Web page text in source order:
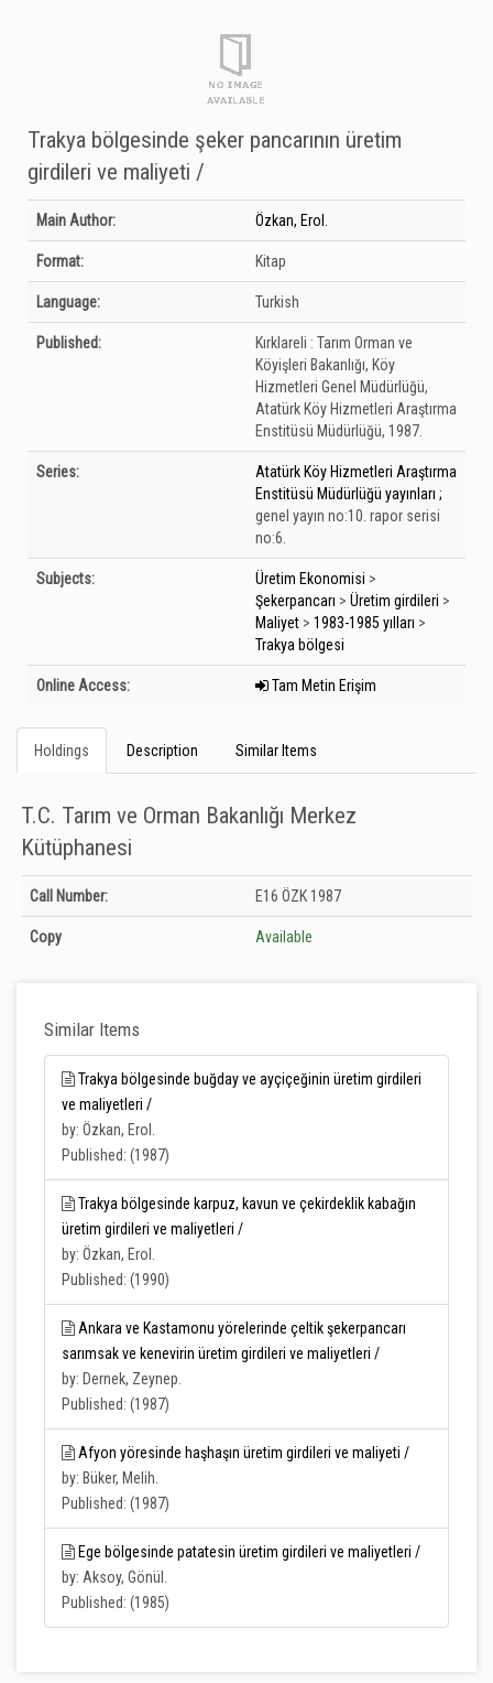
Trakya bölgesinde şeker pancarının üretim
girdileri ve maliyeti /
Bibliographic Details
Main Author: Özkan, Erol.
Format: Kitap
Language: Turkish
Published: Kırklareli : Tarım Orman ve
Köyişleri Bakanlığı, Köy
Hizmetleri Genel Müdürlüğü,
Atatürk Köy Hizmetleri Araştırma
Enstitüsü Müdürlüğü, 1987.
Series:
Atatürk Köy Hizmetleri Araştırma
Enstitüsü Müdürlüğü yayınları ;
genel yayın no:10. rapor serisi
no:6.
Subjects: Üretim Ekonomisi >
Şekerpancarı > Üretim girdileri >
Maliyet > 1983-1985 yılları >
Trakya bölgesi
Online Access: Tam Metin Erişim
Holdings Description Similar Items
T.C. Tarım ve Orman Bakanlığı Merkez
Kütüphanesi
Holdings details from T.C. Tarım ve Orman Bakanlığı Merkez Kütüphanesi:
Unknown
Call Number: E16 ÖZK 1987
Copy Available
Similar Items
Trakya bölgesinde buğday ve ayçiçeğinin üretim girdileri
ve maliyetleri /
by: Özkan, Erol.
Published: (1987)
Trakya bölgesinde karpuz, kavun ve çekirdeklik kabağın
üretim girdileri ve maliyetleri /
by: Özkan, Erol.
Published: (1990)
Ankara ve Kastamonu yörelerinde çeltik şekerpancarı
sarımsak ve kenevirin üretim girdileri ve maliyetleri /
by: Dernek, Zeynep.
Published: (1987)
Afyon yöresinde haşhaşın üretim girdileri ve maliyeti /
by: Büker, Melih.
Published: (1987)
Ege bölgesinde patatesin üretim girdileri ve maliyetleri /
by: Aksoy, Gönül.
Published: (1985)